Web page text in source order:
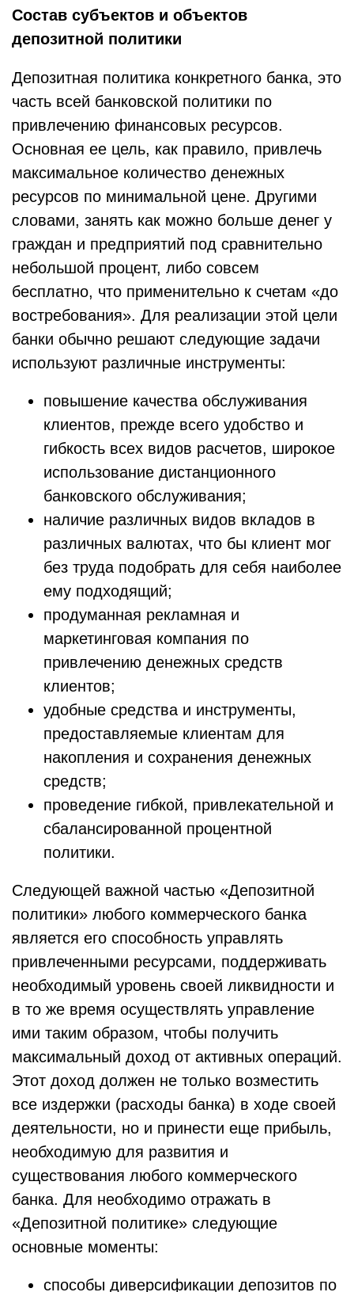
Состав субъектов и объектов
депозитной политики
Депозитная политика конкретного банка, это
часть всей банковской политики по
привлечению финансовых ресурсов.
Основная ее цель, как правило, привлечь
максимальное количество денежных
ресурсов по минимальной цене. Другими
словами, занять как можно больше денег у
граждан и предприятий под сравнительно
небольшой процент, либо совсем
бесплатно, что применительно к счетам «до
востребования». Для реализации этой цели
банки обычно решают следующие задачи
используют различные инструменты:
повышение качества обслуживания
клиентов, прежде всего удобство и
гибкость всех видов расчетов, широкое
использование дистанционного
банковского обслуживания;
наличие различных видов вкладов в
различных валютах, что бы клиент мог
без труда подобрать для себя наиболее
ему подходящий;
продуманная рекламная и
маркетинговая компания по
привлечению денежных средств
клиентов;
удобные средства и инструменты,
предоставляемые клиентам для
накопления и сохранения денежных
средств;
проведение гибкой, привлекательной и
сбалансированной процентной
политики.
Следующей важной частью «Депозитной
политики» любого коммерческого банка
является его способность управлять
привлеченными ресурсами, поддерживать
необходимый уровень своей ликвидности и
в то же время осуществлять управление
ими таким образом, чтобы получить
максимальный доход от активных операций.
Этот доход должен не только возместить
все издержки (расходы банка) в ходе своей
деятельности, но и принести еще прибыль,
необходимую для развития и
существования любого коммерческого
банка. Для необходимо отражать в
«Депозитной политике» следующие
основные моменты:
способы диверсификации депозитов по